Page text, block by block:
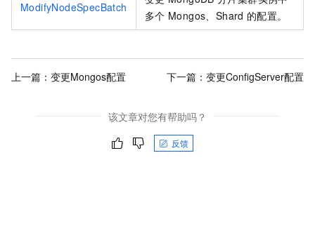
ModifyNodeSpecBatch
多个 Mongos、Shard 的配置。
上一篇： 变更Mongos配置 下一篇： 变更ConfigServer配置
该文章对您有帮助吗？
反馈